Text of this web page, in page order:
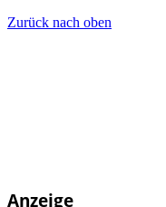
Zurück nach oben
Anzeige